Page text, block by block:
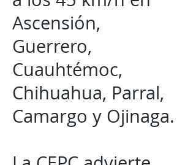
Ascensión,
Guerrero,
Cuauhtémoc,
Chihuahua, Parral,
Camargo y Ojinaga.